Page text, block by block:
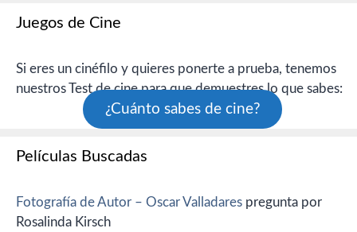
Juegos de Cine
Si eres un cinéfilo y quieres ponerte a prueba, tenemos
nuestros Test de cine para que demuestres lo que sabes:
¿Cuánto sabes de cine?
Películas Buscadas
Fotografía de Autor – Oscar Valladares pregunta por
Rosalinda Kirsch